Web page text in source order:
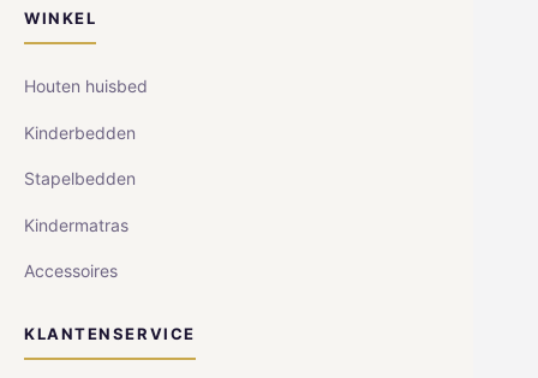
WINKEL
Houten huisbed
Kinderbedden
Stapelbedden
Kindermatras
Accessoires
KLANTENSERVICE